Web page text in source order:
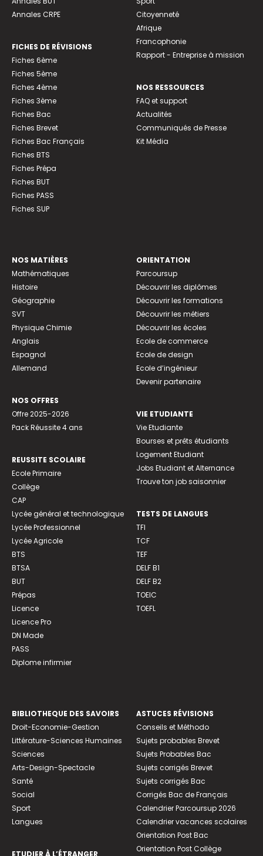
Annales CRPE
FICHES DE RÉVISIONS
Fiches 6ème
Fiches 5ème
Fiches 4ème
Fiches 3ème
Fiches Bac
Fiches Brevet
Fiches Bac Français
Fiches BTS
Fiches Prépa
Fiches BUT
Fiches PASS
Fiches SUP
Citoyenneté
Afrique
Francophonie
Rapport - Entreprise à mission
NOS RESSOURCES
FAQ et support
Actualités
Communiqués de Presse
Kit Média
NOS MATIÈRES
Mathématiques
Histoire
Géographie
SVT
Physique Chimie
Anglais
Espagnol
Allemand
NOS OFFRES
Offre 2025-2026
Pack Réussite 4 ans
REUSSITE SCOLAIRE
Ecole Primaire
Collège
CAP
Lycée général et technologique
Lycée Professionnel
Lycée Agricole
BTS
BTSA
BUT
Prépas
Licence
Licence Pro
DN Made
PASS
Diplome infirmier
ORIENTATION
Parcoursup
Découvrir les diplômes
Découvrir les formations
Découvrir les métiers
Découvrir les écoles
Ecole de commerce
Ecole de design
Ecole d’ingénieur
Devenir partenaire
VIE ETUDIANTE
Vie Etudiante
Bourses et prêts étudiants
Logement Etudiant
Jobs Etudiant et Alternance
Trouve ton job saisonnier
TESTS DE LANGUES
TFI
TCF
TEF
DELF B1
DELF B2
TOEIC
TOEFL
BIBLIOTHEQUE DES SAVOIRS
Droit-Economie-Gestion
Littérature-Sciences Humaines
Sciences
Arts-Design-Spectacle
Santé
Social
Sport
Langues
ASTUCES RÉVISIONS
Conseils et Méthodo
Sujets probables Brevet
Sujets Probables Bac
Sujets corrigés Brevet
Sujets corrigés Bac
Corrigés Bac de Français
Calendrier Parcoursup 2026
Calendrier vacances scolaires
Orientation Post Bac
Orientation Post Collège